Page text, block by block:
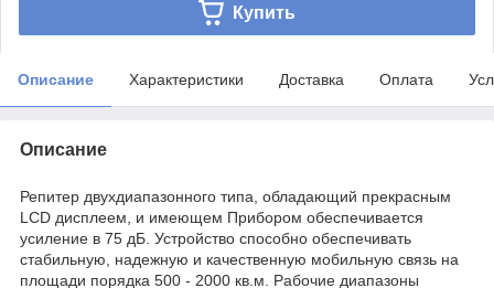
Купить
Описание Характеристики Доставка Оплата
Описание
Репитер двухдиапазонного типа, обладающий прекрасным
LCD дисплеем, и имеющем Прибором обеспечивается
усиление в 75 дБ. Устройство способно обеспечивать
стабильную, надежную и качественную мобильную связь на
площади порядка 500 - 2000 кв.м. Рабочие диапазоны